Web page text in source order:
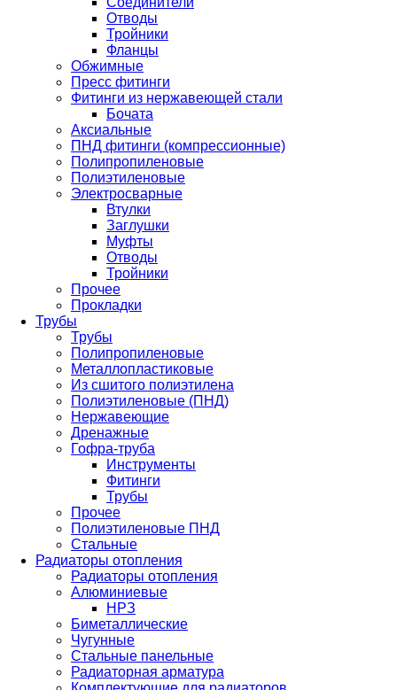
Отводы
Тройники
Фланцы
Обжимные
Пресс фитинги
Фитинги из нержавеющей стали
Бочата
Аксиальные
ПНД фитинги (компрессионные)
Полипропиленовые
Полиэтиленовые
Электросварные
Втулки
Заглушки
Муфты
Отводы
Тройники
Прочее
Прокладки
Трубы
Трубы
Полипропиленовые
Металлопластиковые
Из сшитого полиэтилена
Полиэтиленовые (ПНД)
Нержавеющие
Дренажные
Гофра-труба
Инструменты
Фитинги
Трубы
Прочее
Полиэтиленовые ПНД
Стальные
Радиаторы отопления
Радиаторы отопления
Алюминиевые
НРЗ
Биметаллические
Чугунные
Стальные панельные
Радиаторная арматура